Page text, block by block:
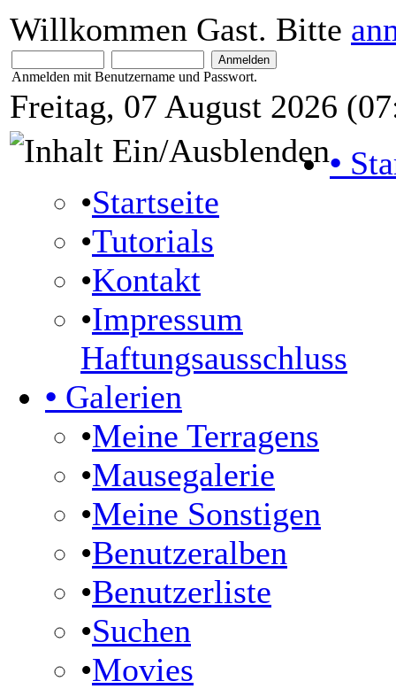
Willkommen Gast. Bitte
Anmelden mit Benutzername und Passwort.
Freitag, 07 August 2026
•
•Startseite
•Tutorials
•Kontakt
•Impressum
Haftungsausschluss
• Galerien
•Meine Terragens
•Mausegalerie
•Meine Sonstigen
•Benutzeralben
•Benutzerliste
•Suchen
•Movies